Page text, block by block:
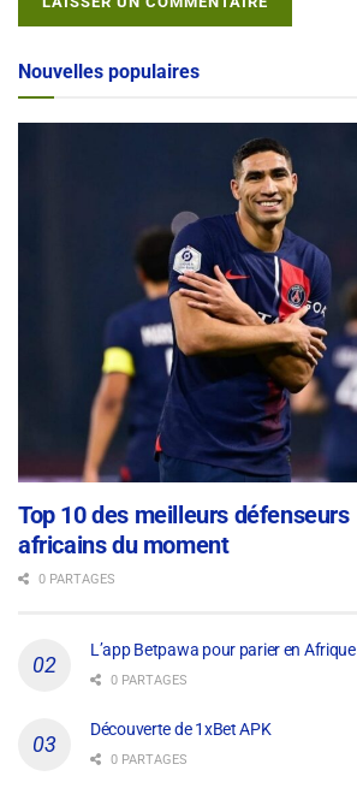
Alternative:
Nouvelles populaires
Top 10 des meilleurs défenseurs
africains du moment
0 PARTAGES
L’app Betpawa pour parier en Afrique
0 PARTAGES
Découverte de 1xBet APK
0 PARTAGES